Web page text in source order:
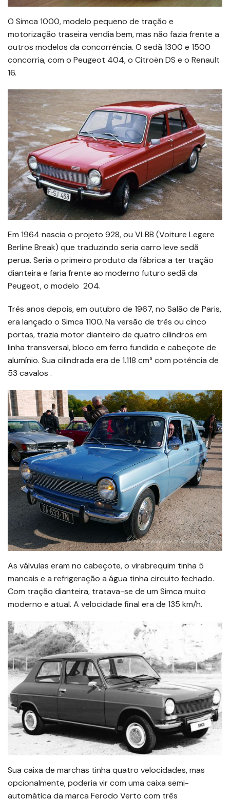
O Simca 1000, modelo pequeno de tração e
motorização traseira vendia bem, mas não fazia frente a
outros modelos da concorrência. O sedã 1300 e 1500
concorria, com o Peugeot 404, o Citroën DS e o Renault
16.
Em 1964 nascia o projeto 928, ou VLBB (Voiture Legere
Berline Break) que traduzindo seria carro leve sedã
perua. Seria o primeiro produto da fábrica a ter tração
dianteira e faria frente ao moderno futuro sedã da
Peugeot, o modelo 204.
Três anos depois, em outubro de 1967, no Salão de Paris,
era lançado o Simca 1100. Na versão de três ou cinco
portas, trazia motor dianteiro de quatro cilindros em
linha transversal, bloco em ferro fundido e cabeçote de
alumínio. Sua cilindrada era de 1.118 cm³ com potência de
53 cavalos .
As válvulas eram no cabeçote, o virabrequim tinha 5
mancais e a refrigeração a água tinha circuito fechado.
Com tração dianteira, tratava-se de um Simca muito
moderno e atual. A velocidade final era de 135 km/h.
Sua caixa de marchas tinha quatro velocidades, mas
opcionalmente, poderia vir com uma caixa semi-
automática da marca Ferodo Verto com três